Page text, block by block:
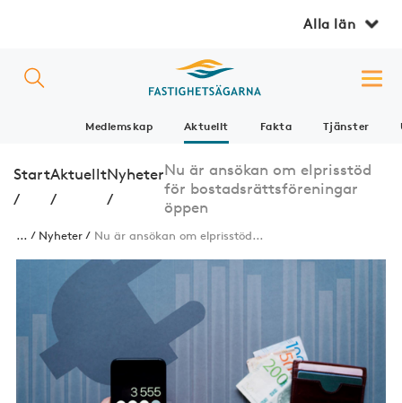
Alla län
Medlemskap Aktuellt Fakta Tjänster
Start
/
Aktuellt
/
Nyheter
/
Nu är ansökan om elprisstöd
för bostadsrättsföreningar
öppen
... Nyheter Nu är ansökan om elprisstöd...